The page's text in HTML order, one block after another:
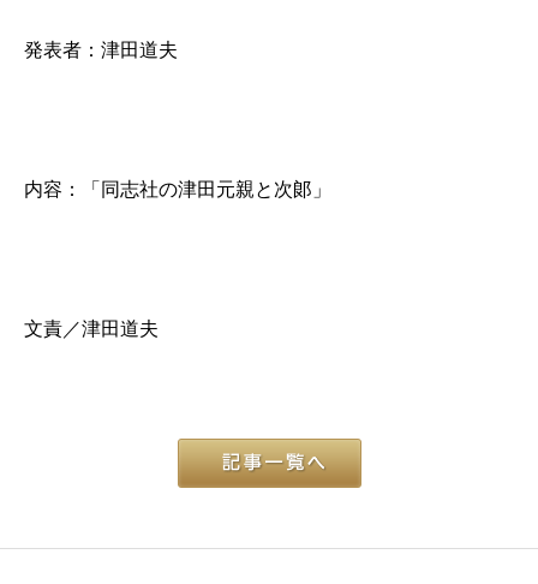
発表者：津田道夫
内容：「同志社の津田元親と次郞」
文責／津田道夫